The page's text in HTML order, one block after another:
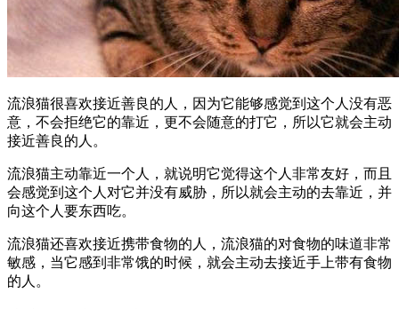
流浪猫很喜欢接近善良的人，因为它能够感觉到这个人没有恶
意，不会拒绝它的靠近，更不会随意的打它，所以它就会主动
接近善良的人。
流浪猫主动靠近一个人，就说明它觉得这个人非常友好，而且
会感觉到这个人对它并没有威胁，所以就会主动的去靠近，并
向这个人要东西吃。
流浪猫还喜欢接近携带食物的人，流浪猫的对食物的味道非常
敏感，当它感到非常饿的时候，就会主动去接近手上带有食物
的人。